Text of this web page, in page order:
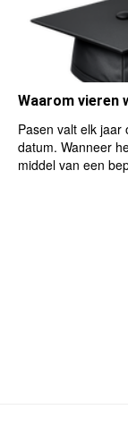
Waarom vieren
Pasen valt elk jaar
datum. Wanneer
middel van een